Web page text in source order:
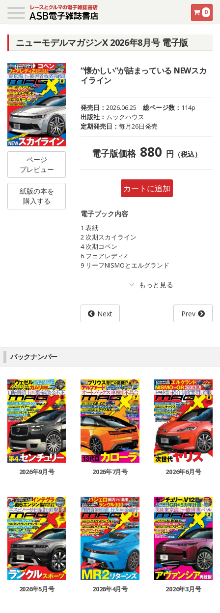
0
ニューモデルマガジンX 2026年8月号 電子版
ページ
プレビュー
紙版の本を
購入する
“懐かしい”が詰まっている NEWスカ
イライン
発売日：2026.06.25 総ページ数： 114p
出版社： ムックハウス
定期発売日：毎月26日発売
電子版価格 880 円 （税込）
カートに追加
電子ブック内容
1 表紙
2 次期スカイライン
4 次期コペン
6 フェアレディZ
9 リーフNISMOとエルグランド
Next Prev
バックナンバー
2026年9月号 2026年7月号 2026年6月号
2026年5月号 2026年4月号 2026年3月号